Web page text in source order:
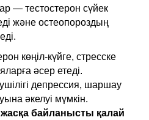
— тестостерон сүйек
және остеопороздың
көңіл-күйге, стресске
әсер етеді.
депрессия, шаршау
әкелуі мүмкін.
жасқа байланысты қалай